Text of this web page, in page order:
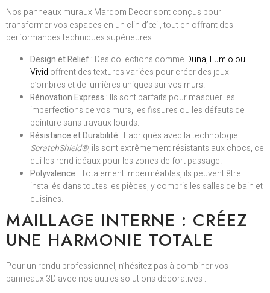
Nos panneaux muraux Mardom Decor sont conçus pour
transformer vos espaces en un clin d’œil, tout en offrant des
performances techniques supérieures :
Design et Relief : Des collections comme Duna, Lumio ou
Vivid offrent des textures variées pour créer des jeux
d’ombres et de lumières uniques sur vos murs.
Rénovation Express : Ils sont parfaits pour masquer les
imperfections de vos murs, les fissures ou les défauts de
peinture sans travaux lourds.
Résistance et Durabilité : Fabriqués avec la technologie
ScratchShield®, ils sont extrêmement résistants aux chocs, ce
qui les rend idéaux pour les zones de fort passage.
Polyvalence :Totalement imperméables, ils peuvent être
installés dans toutes les pièces, y compris les salles de bain et
cuisines.
MAILLAGE INTERNE : CRÉEZ
UNE HARMONIE TOTALE
Pour un rendu professionnel, n’hésitez pas à combiner vos
panneaux 3D avec nos autres solutions décoratives :